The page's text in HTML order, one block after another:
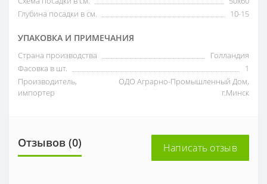
Глубина посадки в см.
10-15
УПАКОВКА И ПРИМЕЧАНИЯ
Страна производства
Голландия
Фасовка в шт.
1
Производитель,
импортер
ОДО Аграрно-Промышленный Дом,
г.Минск
Отзывов (0) Написать отзыв